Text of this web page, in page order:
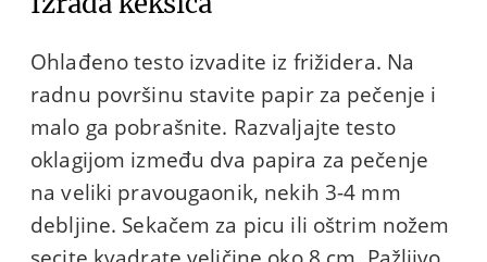
Ohlađeno testo izvadite iz frižidera. Na
radnu površinu stavite papir za pečenje i
malo ga pobrašnite. Razvaljajte testo
oklagijom između dva papira za pečenje
na veliki pravougaonik, nekih 3-4 mm
debljine. Sekačem za picu ili oštrim nožem